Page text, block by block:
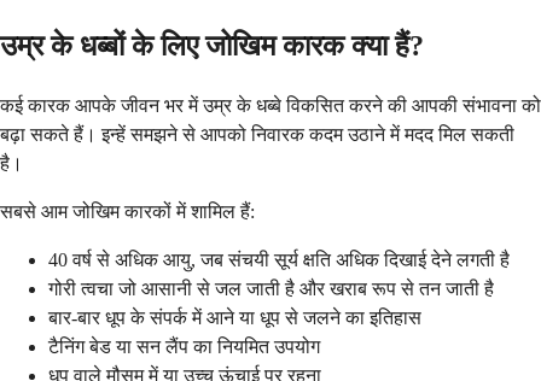
उम्र के धब्बों के लिए जोखिम कारक क्या हैं?
कई कारक आपके जीवन भर में उम्र के धब्बे विकसित करने की आपकी संभावना को
बढ़ा सकते हैं। इन्हें समझने से आपको निवारक कदम उठाने में मदद मिल सकती
है।
सबसे आम जोखिम कारकों में शामिल हैं:
40 वर्ष से अधिक आयु, जब संचयी सूर्य क्षति अधिक दिखाई देने लगती है
गोरी त्वचा जो आसानी से जल जाती है और खराब रूप से तन जाती है
बार-बार धूप के संपर्क में आने या धूप से जलने का इतिहास
टैनिंग बेड या सन लैंप का नियमित उपयोग
धूप वाले मौसम में या उच्च ऊंचाई पर रहना